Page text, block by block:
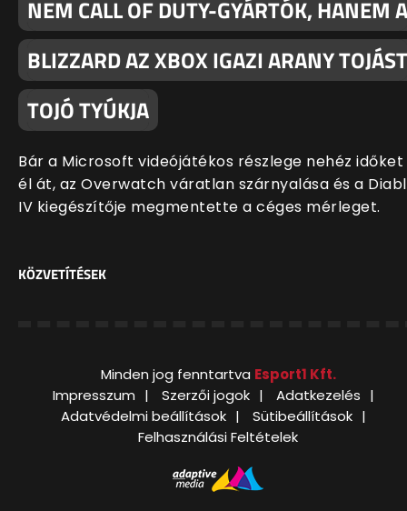
NEM CALL OF DUTY-GYÁRTÓK, HANEM A
BLIZZARD AZ XBOX IGAZI ARANY TOJÁST
TOJÓ TYÚKJA
Bár a Microsoft videójátékos részlege nehéz időket
él át, az Overwatch váratlan szárnyalása és a
IV kiegészítője megmentette a céges mérleget.
KÖZVETÍTÉSEK
Minden jog fenntartva Esport1 Kft.
Impresszum
Szerzői jogok
Adatkezelés
Adatvédelmi beállítások
Sütibeállítások
Felhasználási Feltételek